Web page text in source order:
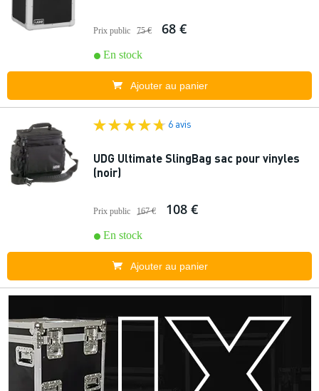
Prix public 75 € 68 €
En stock
Ajouter au panier
6 avis
UDG Ultimate SlingBag sac pour vinyles
(noir)
Prix public 167 € 108 €
En stock
Ajouter au panier